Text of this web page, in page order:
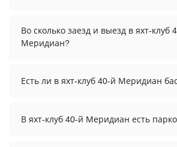
Меридиан начинается от 5170
увидеть актуальные цены на
Во сколько заезд и выезд в яхт-клуб
Меридиан?
осуществить до 14:00.
Есть ли в яхт-клуб 40-й Меридиан
плавательный бассейн.
В яхт-клуб 40-й Меридиан есть